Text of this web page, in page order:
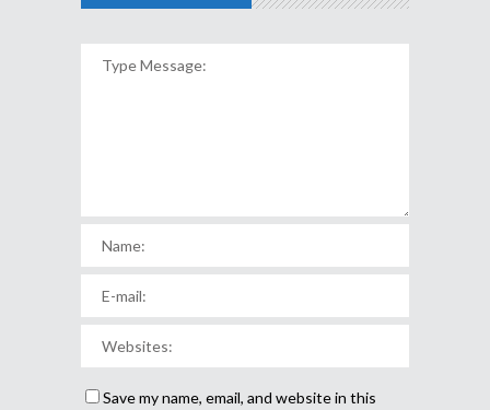
Save my name, email, and website in this